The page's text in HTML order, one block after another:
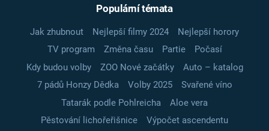
Populární témata
Jak zhubnout Nejlepší filmy 2024
Nejlepší horory
TV program
Změna času Partie
Počasí
Kdy budou volby
ZOO Nové začátky
Auto – katalog
7 pádů Honzy Dědka
Volby 2025
Svařené víno
Tatarák podle Pohlreicha
Aloe vera
Pěstování lichořeřišnice
Výpočet ascendentu